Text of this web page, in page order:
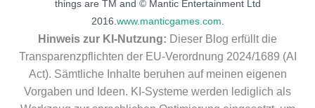
things are TM and © Mantic Entertainment Ltd
2016. www.manticgames.com
Hinweis zur KI-Nutzung: Dieser Blog erfüllt die
Transparenzpflichten der EU-Verordnung 2024/1689 (AI
Act). Sämtliche Inhalte beruhen auf meinen eigenen
Vorgaben und Ideen. KI-Systeme werden lediglich als